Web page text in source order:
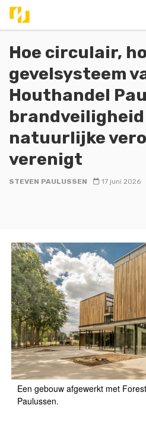
Hoe circulair,
gevelsysteem
Houthandel
brandveiligheid
natuurlijke
verenigt
STEVEN PAULUSSEN 17 juni 2026
Een gebouw afgewerkt met
Paulussen.